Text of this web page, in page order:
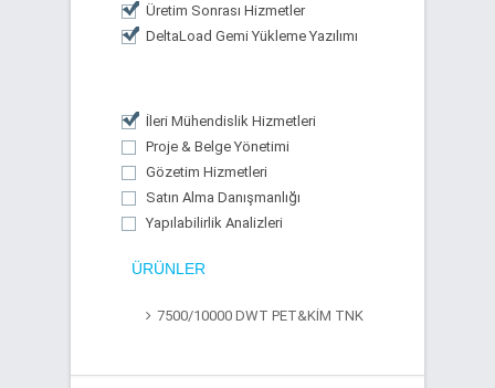
Üretim Sonrası Hizmetler
DeltaLoad Gemi Yükleme Yazılımı
İleri Mühendislik Hizmetleri
Proje & Belge Yönetimi
Gözetim Hizmetleri
Satın Alma Danışmanlığı
Yapılabilirlik Analizleri
ÜRÜNLER
7500/10000 DWT PET&KİM TNK